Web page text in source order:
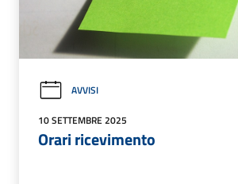
AVVISI
10 SETTEMBRE 2025
Orari ricevimento